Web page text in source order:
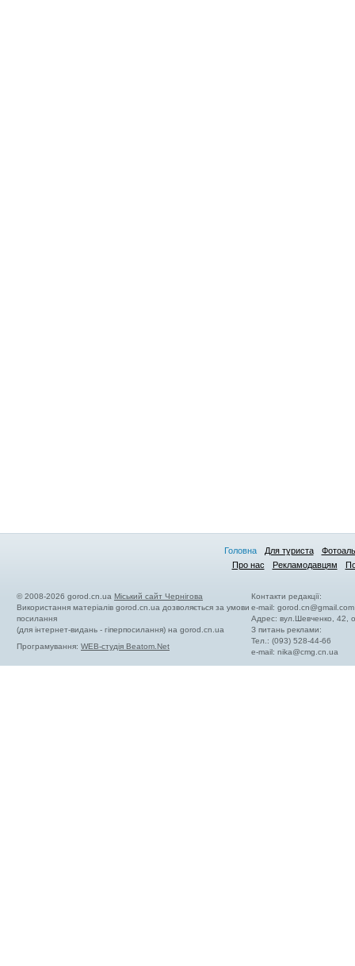
Головна Для туриста
Про нас
Рекламодавцям
© 2008-2026 gorod.cn.ua Міський сайт Чернігова
Використання матеріалів gorod.cn.ua дозволяється за умови
посилання
(для інтернет-видань - гіперпосилання) на gorod.cn.ua
Програмування: WEB-студія Beatom.Net
Контакти редакції:
e-mail:gorod.cn@gmail.com
Адрес: вул.Шевченко, 42,
З питань реклами:
Тел.: (093) 528-44-66
e-mail:nika@cmg.cn.ua